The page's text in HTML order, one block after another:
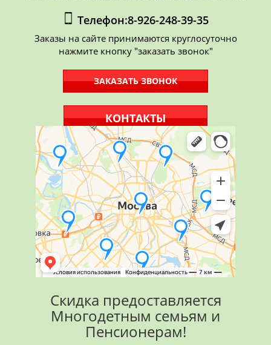
Телефон:8-926-248-39-35
Заказы на сайте принимаются круглосуточно
нажмите кнопку "заказать звонок"
ЗАКАЗАТЬ ЗВОНОК
КОНТАКТЫ
Скидка предоставляется
Многодетным семьям и
Пенсионерам!